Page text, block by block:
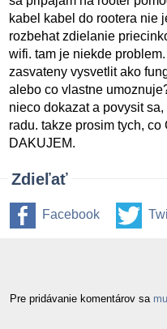
kabel kabel do rootera nie
rozbehat zdielanie
wifi. tam je niekde
zasvateny vysvetlit ako
alebo co vlastne
nieco dokazat a povysit
radu. takze prosim tych,
DAKUJEM.
Zdieľať
Facebook
Pre pridávanie komentárov sa